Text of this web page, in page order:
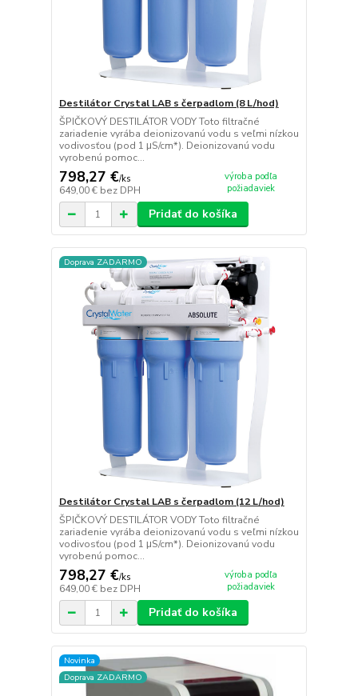
Destilátor Crystal LAB s čerpadlom (8 L/hod)
ŠPIČKOVÝ DESTILÁTOR VODY Toto filtračné
zariadenie vyrába deionizovanú vodu s veľmi nízkou
vodivosťou (pod 1 μS/cm*). Deionizovanú vodu
vyrobenú pomoc...
798,27 €/ks
649,00 € bez DPH
výroba podľa
požiadaviek
Pridať do košíka
Doprava ZADARMO
Destilátor Crystal LAB s čerpadlom (12 L/hod)
ŠPIČKOVÝ DESTILÁTOR VODY Toto filtračné
zariadenie vyrába deionizovanú vodu s veľmi nízkou
vodivosťou (pod 1 μS/cm*). Deionizovanú vodu
vyrobenú pomoc...
798,27 €/ks
649,00 € bez DPH
výroba podľa
požiadaviek
Pridať do košíka
Novinka
Doprava ZADARMO